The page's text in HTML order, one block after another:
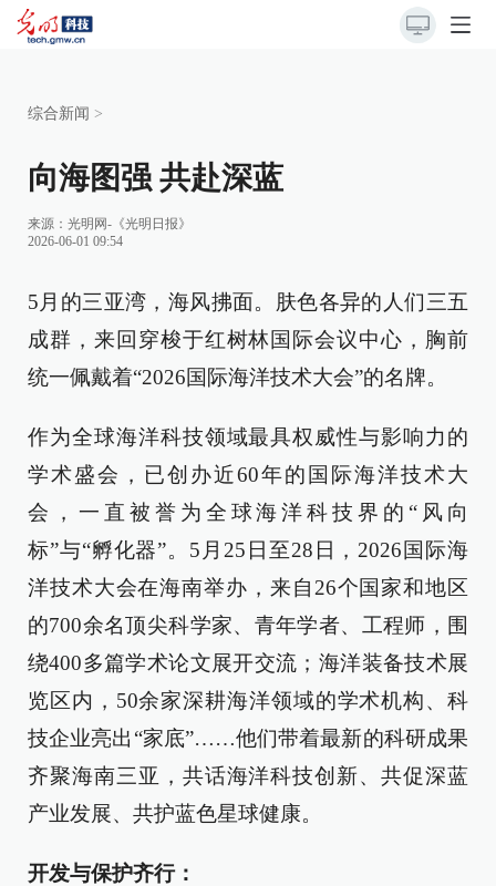
综合新闻 >
向海图强 共赴深蓝
来源： 光明网-《光明日报》
2026-06-01 09:54
5月的三亚湾，海风拂面。肤色各异的人们三五
成群，来回穿梭于红树林国际会议中心，胸前
统一佩戴着“2026国际海洋技术大会”的名牌。
作为全球海洋科技领域最具权威性与影响力的
学术盛会，已创办近60年的国际海洋技术大
会，一直被誉为全球海洋科技界的“风向
标”与“孵化器”。5月25日至28日，2026国际海
洋技术大会在海南举办，来自26个国家和地区
的700余名顶尖科学家、青年学者、工程师，围
绕400多篇学术论文展开交流；海洋装备技术展
览区内，50余家深耕海洋领域的学术机构、科
技企业亮出“家底”……他们带着最新的科研成果
齐聚海南三亚，共话海洋科技创新、共促深蓝
产业发展、共护蓝色星球健康。
开发与保护齐行：